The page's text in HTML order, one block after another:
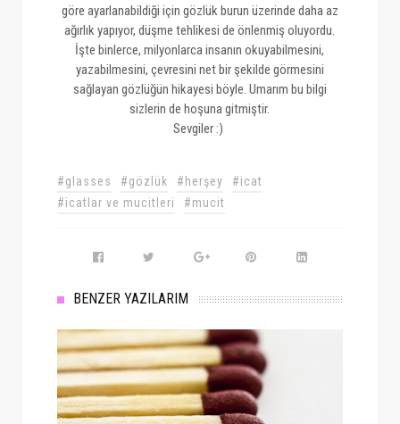
göre ayarlanabildiği için gözlük burun üzerinde daha az
ağırlık yapıyor, düşme tehlikesi de önlenmiş oluyordu.
İşte binlerce, milyonlarca insanın okuyabilmesini,
yazabilmesini, çevresini net bir şekilde görmesini
sağlayan gözlüğün hikayesi böyle. Umarım bu bilgi
sizlerin de hoşuna gitmiştir.
Sevgiler :)
#glasses #gözlük #herşey
#icat
#icatlar ve mucitleri
#mucit
BENZER YAZILARIM